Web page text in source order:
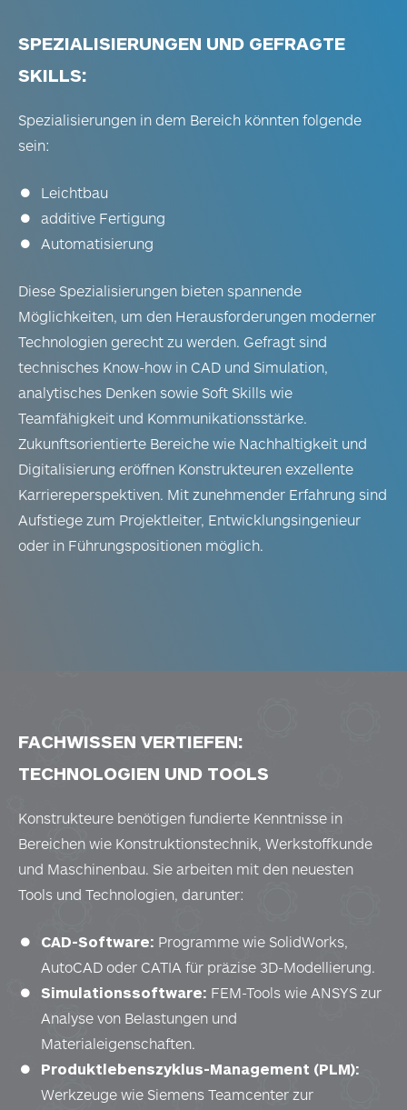
SPEZIALISIERUNGEN UND GEFRAGTE
SKILLS:
Spezialisierungen in dem Bereich könnten folgende
sein:
Leichtbau
additive Fertigung
Automatisierung
Diese Spezialisierungen bieten spannende
Möglichkeiten, um den Herausforderungen moderner
Technologien gerecht zu werden. Gefragt sind
technisches Know-how in CAD und Simulation,
analytisches Denken sowie Soft Skills wie
Teamfähigkeit und Kommunikationsstärke.
Zukunftsorientierte Bereiche wie Nachhaltigkeit und
Digitalisierung eröffnen Konstrukteuren exzellente
Karriereperspektiven. Mit zunehmender Erfahrung sind
Aufstiege zum Projektleiter, Entwicklungsingenieur
oder in Führungspositionen möglich.
FACHWISSEN VERTIEFEN:
TECHNOLOGIEN UND TOOLS
Konstrukteure benötigen fundierte Kenntnisse in
Bereichen wie Konstruktionstechnik, Werkstoffkunde
und Maschinenbau. Sie arbeiten mit den neuesten
Tools und Technologien, darunter:
CAD-Software: Programme wie SolidWorks,
AutoCAD oder CATIA für präzise 3D-Modellierung.
Simulationssoftware: FEM-Tools wie ANSYS zur
Analyse von Belastungen und
Materialeigenschaften.
Produktlebenszyklus-Management (PLM):
Werkzeuge wie Siemens Teamcenter zur